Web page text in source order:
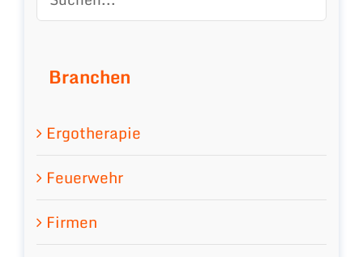
Branchen
Ergotherapie
Feuerwehr
Firmen